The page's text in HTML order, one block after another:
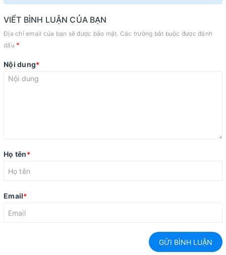
VIẾT BÌNH LUẬN CỦA BẠN
Địa chỉ email của bạn sẽ được bảo mật. Các trường bắt buộc được đánh
dấu *
Nội dung*
Họ tên*
Email*
GỬI BÌNH LUẬN